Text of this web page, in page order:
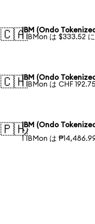
🇨🇦IBM (Ondo
1 IBMon は $333.52
🇨🇭IBM (Ondo
1 IBMon は CHF
🇵🇭IBM (Ondo
ソ
1 IBMon は